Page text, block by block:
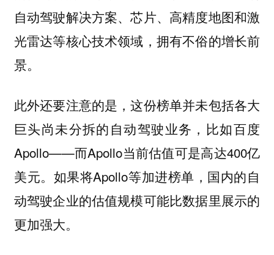
自动驾驶解决方案、芯片、高精度地图和激
光雷达等核心技术领域，拥有不俗的增长前
景。
此外还要注意的是，这份榜单并未包括各大
巨头尚未分拆的自动驾驶业务，比如百度
Apollo——而Apollo当前估值可是高达400亿
美元。如果将Apollo等加进榜单，国内的自
动驾驶企业的估值规模可能比数据里展示的
更加强大。